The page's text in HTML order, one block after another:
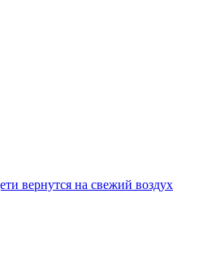
вернутся на свежий воздух